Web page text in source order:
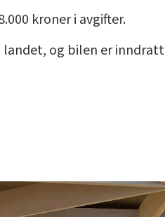
kroner i avgifter.
og bilen er